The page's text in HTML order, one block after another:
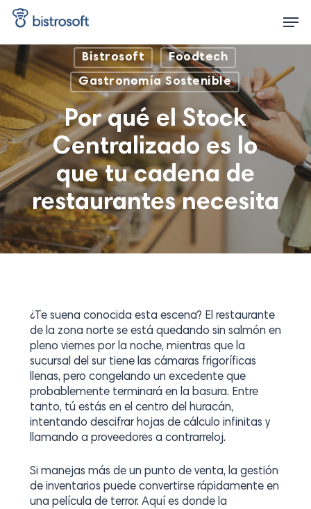
Skip
content
Bistrosoft
Foodtech
Gastronomía Sostenible
Por qué el Stock
Centralizado es lo
que tu cadena de
restaurantes necesita
¿Te suena conocida esta escena? El restaurante
de la zona norte se está quedando sin salmón en
pleno viernes por la noche, mientras que la
sucursal del sur tiene las cámaras frigoríficas
llenas, pero congelando un excedente que
probablemente terminará en la basura. Entre
tanto, tú estás en el centro del huracán,
intentando descifrar hojas de cálculo infinitas y
llamando a proveedores a contrarreloj.
Si manejas más de un punto de venta, la gestión
de inventarios puede convertirse rápidamente en
una película de terror. Aquí es donde la